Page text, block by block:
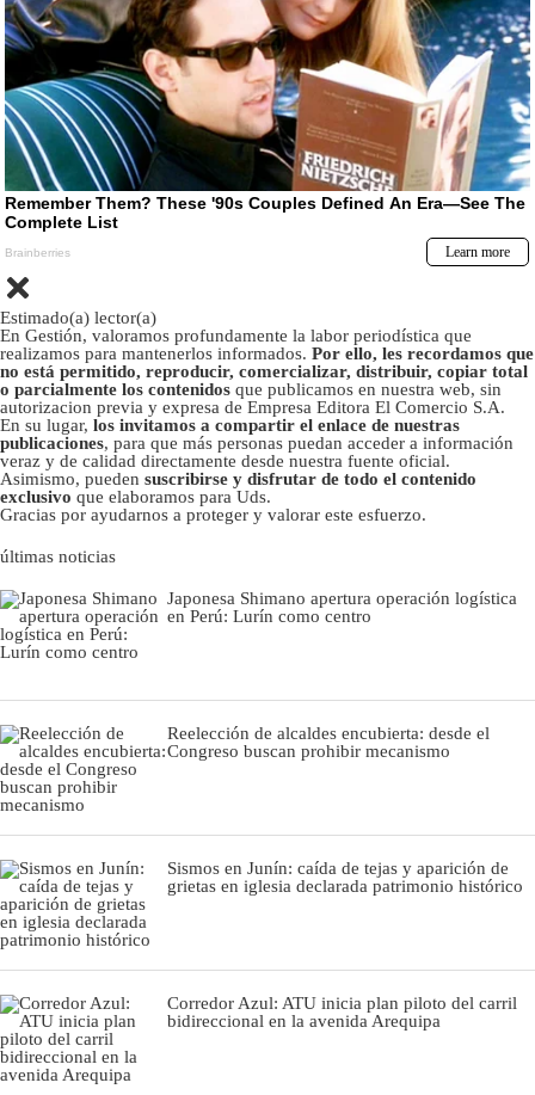
Estimado(a) lector(a)
En Gestión, valoramos profundamente la labor periodística que
realizamos para mantenerlos informados. Por ello, les recordamos que
no está permitido, reproducir, comercializar, distribuir, copiar total
o parcialmente los contenidos que publicamos en nuestra web, sin
autorizacion previa y expresa de Empresa Editora El Comercio S.A.
En su lugar, los invitamos a compartir el enlace de nuestras
publicaciones, para que más personas puedan acceder a información
veraz y de calidad directamente desde nuestra fuente oficial.
Asimismo, pueden suscribirse y disfrutar de todo el contenido
exclusivo que elaboramos para Uds.
Gracias por ayudarnos a proteger y valorar este esfuerzo.
últimas noticias
Japonesa Shimano apertura operación logística
en Perú: Lurín como centro
Reelección de alcaldes encubierta: desde el
Congreso buscan prohibir mecanismo
Sismos en Junín: caída de tejas y aparición de
grietas en iglesia declarada patrimonio histórico
Corredor Azul: ATU inicia plan piloto del carril
bidireccional en la avenida Arequipa